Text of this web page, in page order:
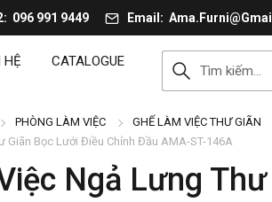
096 991 9449 Email
HỆ CATALOGUE
PHÒNG LÀM VIỆC
GHẾ LÀM VIỆC THƯ GIÃN
Giãn Bọc Lưới Điều Chỉnh Đầu AMA-ST-146A
Ngả Lưng Thư